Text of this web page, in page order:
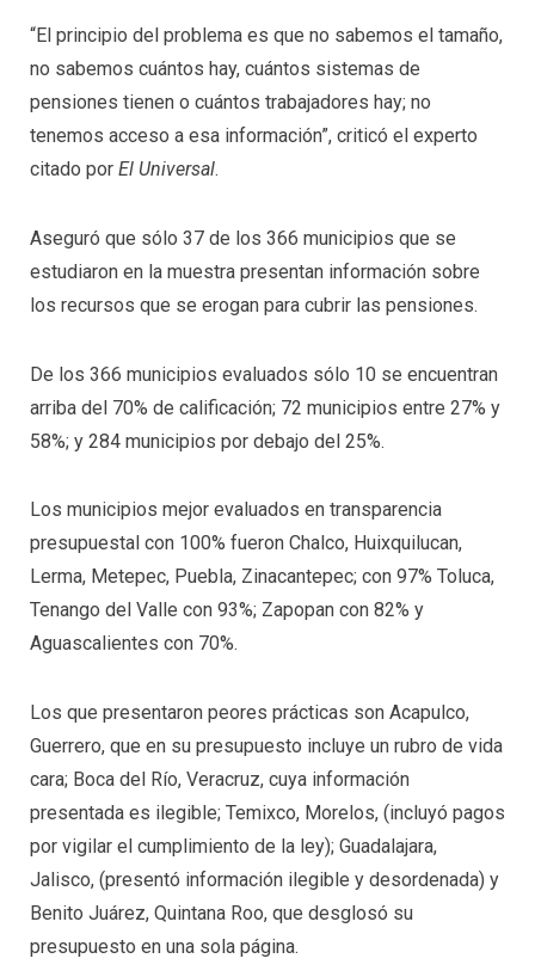
“El principio del problema es que no sabemos el tamaño,
no sabemos cuántos hay, cuántos sistemas de
pensiones tienen o cuántos trabajadores hay; no
tenemos acceso a esa información”, criticó el experto
citado por El Universal.
Aseguró que sólo 37 de los 366 municipios que se
estudiaron en la muestra presentan información sobre
los recursos que se erogan para cubrir las pensiones.
De los 366 municipios evaluados sólo 10 se encuentran
arriba del 70% de calificación; 72 municipios entre 27% y
58%; y 284 municipios por debajo del 25%.
Los municipios mejor evaluados en transparencia
presupuestal con 100% fueron Chalco, Huixquilucan,
Lerma, Metepec, Puebla, Zinacantepec; con 97% Toluca,
Tenango del Valle con 93%; Zapopan con 82% y
Aguascalientes con 70%.
Los que presentaron peores prácticas son Acapulco,
Guerrero, que en su presupuesto incluye un rubro de vida
cara; Boca del Río, Veracruz, cuya información
presentada es ilegible; Temixco, Morelos, (incluyó pagos
por vigilar el cumplimiento de la ley); Guadalajara,
Jalisco, (presentó información ilegible y desordenada) y
Benito Juárez, Quintana Roo, que desglosó su
presupuesto en una sola página.